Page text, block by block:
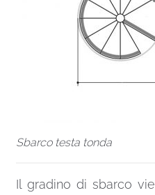
Sbarco testa tonda
Il gradino di sbarco